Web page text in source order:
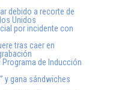
debido a recorte de
Unidos
por incidente con
tras caer en
de Inducción
y gana sándwiches